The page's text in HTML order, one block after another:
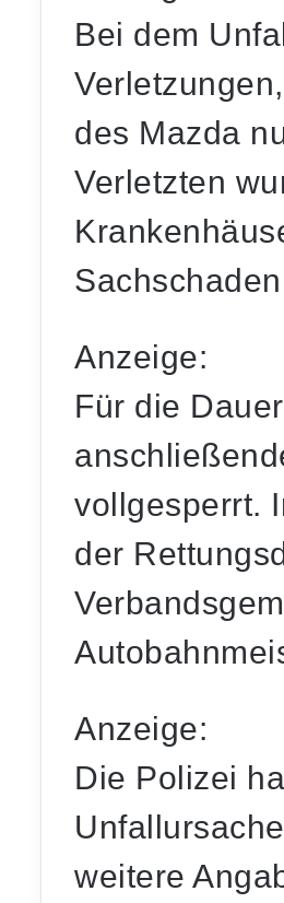
Bei dem
des Mazda
Verletzten
Anzeige:
Für die
vollgesperrt.
der
Anzeige:
Die Polizei
weitere